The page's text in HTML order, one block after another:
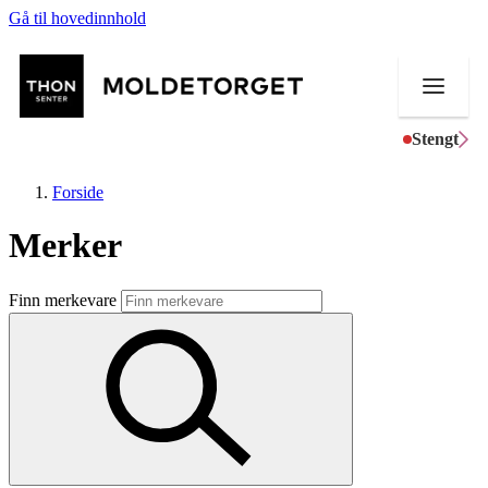
Gå til hovedinnhold
Stengt
Butikker
Aktiviteter
Kundeklubb
Forside
Merker
Finn merkevare